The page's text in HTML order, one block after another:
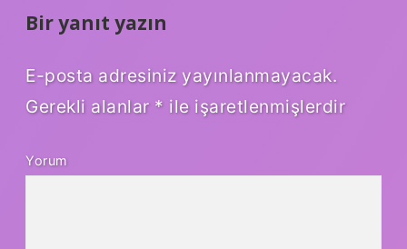
Bir yanıt yazın
E-posta adresiniz yayınlanmayacak.
Gerekli alanlar * ile işaretlenmişlerdir
Yorum